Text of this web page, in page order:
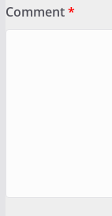
Comment*